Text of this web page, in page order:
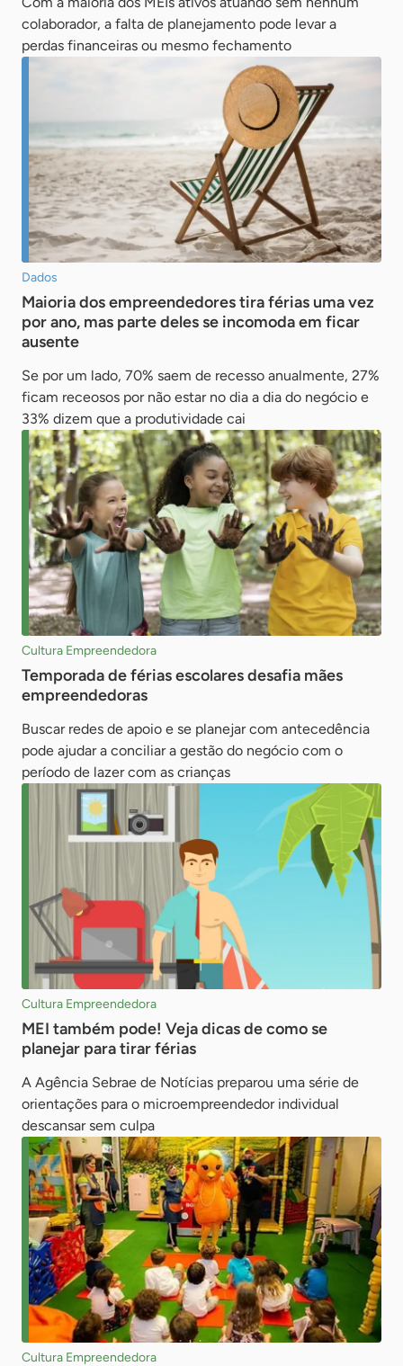
colaborador, a falta de planejamento pode levar a
perdas financeiras ou mesmo fechamento
Dados
Maioria dos empreendedores tira férias uma vez
por ano, mas parte deles se incomoda em ficar
ausente
Se por um lado, 70% saem de recesso anualmente, 27%
ficam receosos por não estar no dia a dia do negócio e
33% dizem que a produtividade cai
Cultura Empreendedora
Temporada de férias escolares desafia mães
empreendedoras
Buscar redes de apoio e se planejar com antecedência
pode ajudar a conciliar a gestão do negócio com o
período de lazer com as crianças
Cultura Empreendedora
MEI também pode! Veja dicas de como se
planejar para tirar férias
A Agência Sebrae de Notícias preparou uma série de
orientações para o microempreendedor individual
descansar sem culpa
Cultura Empreendedora